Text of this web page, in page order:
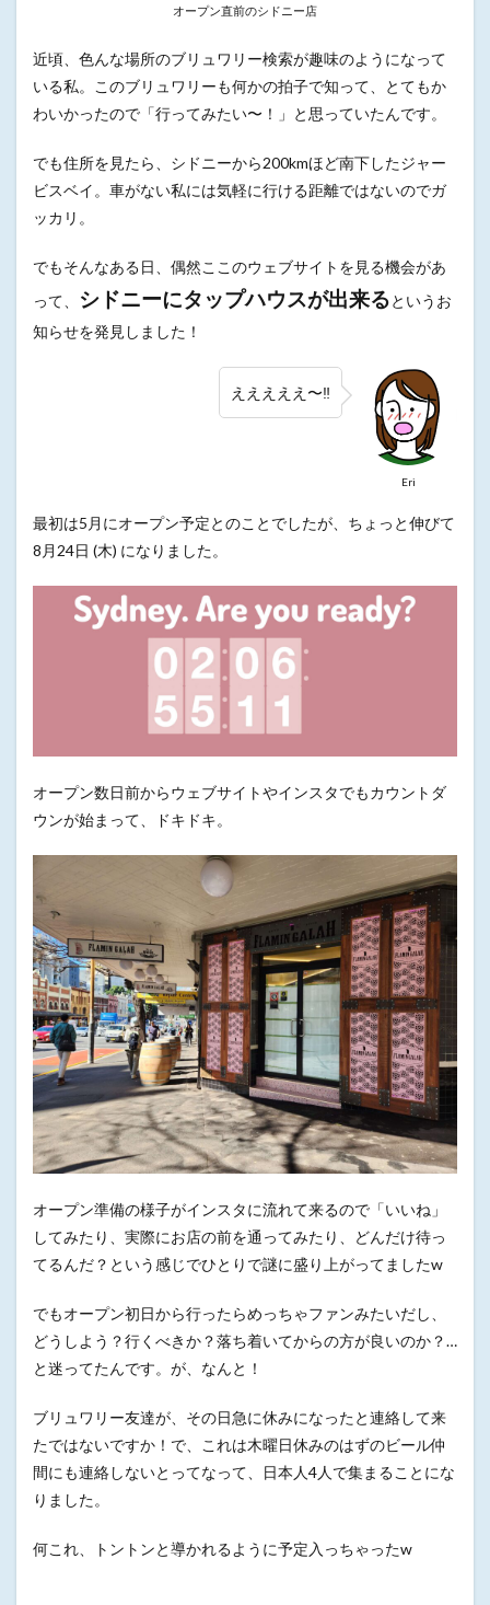
オープン直前のシドニー店
近頃、色んな場所のブリュワリー検索が趣味のようになって
いる私。このブリュワリーも何かの拍子で知って、とてもか
わいかったので「行ってみたい〜！」と思っていたんです。
でも住所を見たら、シドニーから200kmほど南下したジャー
ビスベイ。車がない私には気軽に行ける距離ではないのでガ
ッカリ。
でもそんなある日、偶然ここのウェブサイトを見る機会があ
って、
シドニーにタップハウスが出来るというお
知らせを発見しました！
Eri
えええええ〜‼︎
最初は5月にオープン予定とのことでしたが、ちょっと伸びて
8月24日 (木) になりました。
オープン数日前からウェブサイトやインスタでもカウントダ
ウンが始まって、ドキドキ。
オープン準備の様子がインスタに流れて来るので「いいね」
してみたり、実際にお店の前を通ってみたり、どんだけ待っ
てるんだ？という感じでひとりで謎に盛り上がってましたw
でもオープン初日から行ったらめっちゃファンみたいだし、
どうしよう？行くべきか？落ち着いてからの方が良いのか？…
と迷ってたんです。が、なんと！
ブリュワリー友達が、その日急に休みになったと連絡して来
たではないですか！で、これは木曜日休みのはずのビール仲
間にも連絡しないとってなって、日本人4人で集まることにな
りました。
何これ、トントンと導かれるように予定入っちゃったw